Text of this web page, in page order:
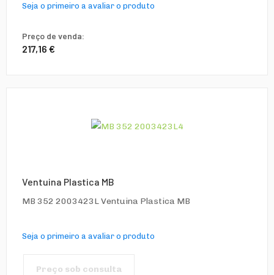
Seja o primeiro a avaliar o produto
Preço de venda:
217,16 €
Ventuina Plastica MB
MB 352 2003423L Ventuina Plastica MB
Seja o primeiro a avaliar o produto
Preço sob consulta